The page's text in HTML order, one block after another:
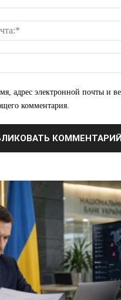
ПОДПИСАТЬСЯ СЕЙЧАС
адрес электронной почты и
комментария.